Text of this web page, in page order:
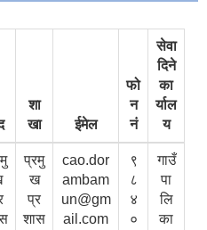
शा
खा
ईमेल
फो
न
नं
सेवा
दिने
का
र्याल
य
प्रमु
ख
प्र
शास
cao.dor
ambam
un@gm
ail.com
९
८
४
०
गाउँ
पा
लि
का